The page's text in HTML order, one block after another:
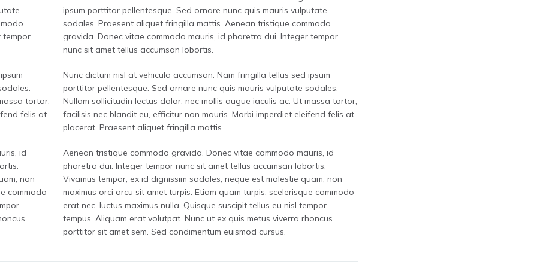
tempor
tortor,
felis at
id
non
commodo
ipsum porttitor pellentesque. Sed ornare nunc quis mauris vulputate
sodales. Praesent aliquet fringilla mattis. Aenean tristique commodo
gravida. Donec vitae commodo mauris, id pharetra dui. Integer tempor
nunc sit amet tellus accumsan lobortis.
Nunc dictum nisl at vehicula accumsan. Nam fringilla tellus sed ipsum
porttitor pellentesque. Sed ornare nunc quis mauris vulputate sodales.
Nullam sollicitudin lectus dolor, nec mollis augue iaculis ac. Ut massa tortor,
facilisis nec blandit eu, efficitur non mauris. Morbi imperdiet eleifend felis at
placerat. Praesent aliquet fringilla mattis.
Aenean tristique commodo gravida. Donec vitae commodo mauris, id
pharetra dui. Integer tempor nunc sit amet tellus accumsan lobortis.
Vivamus tempor, ex id dignissim sodales, neque est molestie quam, non
maximus orci arcu sit amet turpis. Etiam quam turpis, scelerisque commodo
erat nec, luctus maximus nulla. Quisque suscipit tellus eu nisl tempor
tempus. Aliquam erat volutpat. Nunc ut ex quis metus viverra rhoncus
porttitor sit amet sem. Sed condimentum euismod cursus.